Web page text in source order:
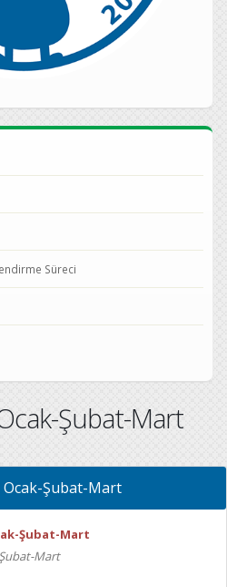
Süreci
Şubat-Mart
Ocak-Şubat-Mart
Şubat-Mart
Mart